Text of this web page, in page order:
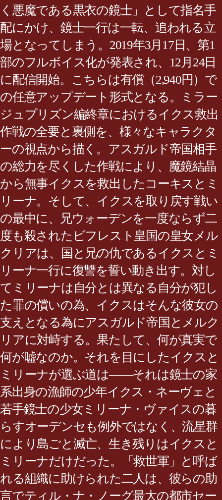
く悪魔である黒衣の鏡士」として指名手
配にかけ、鏡士一行は一転、追われる立
場となってしまう。2019年3月17日、第1
部のフルボイス化が発表され、12月24日
に配信開始。こちらは有償（2,940円）で
の任意アップデート形式となる。ミラー
ジュプリズン編終章におけるイクス救出
作戦の全要と裏側を、様々なキャラクタ
ーの視点から描く。アスガルド帝国相手
の総力を尽くした作戦により、魔鏡結晶
から無事イクスを救出したコーキスとミ
リーナ。そして、イクスを取り戻す戦い
の最中に、兄ウォーデンを一度ならず二
度も殺されたビフレスト皇国の皇女メル
クリアは、国と兄の仇であるイクスとミ
リーナ一行に復讐を誓い動き出す。対し
てミリーナは自分とは異なる自分が犯し
た罪の償いの為、イクスはそんな彼女の
支えとなる為にアスガルド帝国とメルク
リアに対峙する。果たして、何が真実で
何が嘘なのか。それを目にしたイクスと
ミリーナが選ぶ道は――それは鏡士の家
系出身の漁師の少年イクス・ネーヴェと
若手鏡士の少女ミリーナ・ヴァイスの暮
らすオーデンセも例外ではなく、流星群
により島ごと滅亡、生き残りはイクスと
ミリーナだけだった。「救世軍」と呼ば
れる組織に助けられた二人は、彼らの助
言でティル・ナ・ノーグ最大の都市セー